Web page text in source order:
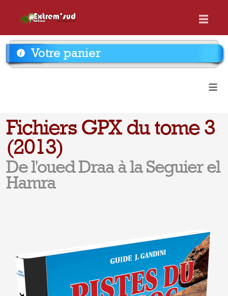
Votre panier
≡
Fichiers GPX du tome 3
(2013)
De l'oued Draa à la Seguier el
Hamra